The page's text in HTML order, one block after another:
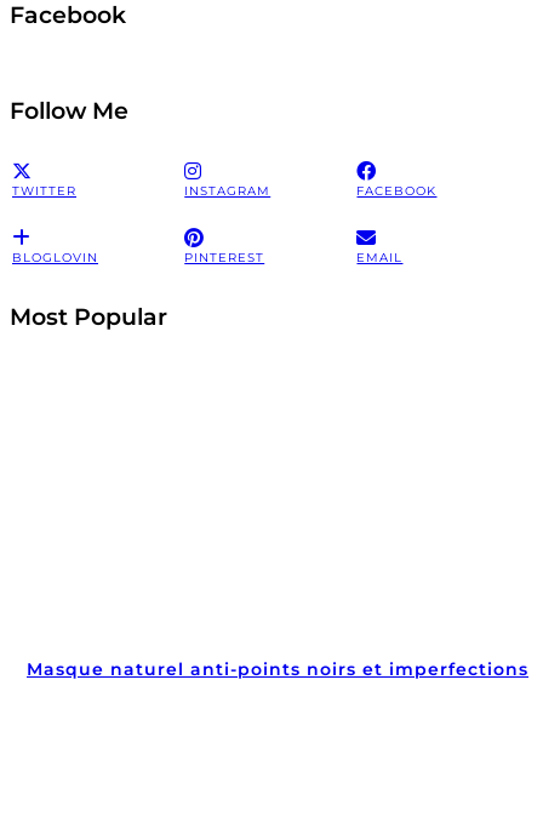
Facebook
Follow Me
TWITTER INSTAGRAM FACEBOOK
BLOGLOVIN PINTEREST EMAIL
Most Popular
Masque naturel anti-points noirs et imperfections